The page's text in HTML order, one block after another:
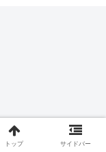
トップ サイドバー